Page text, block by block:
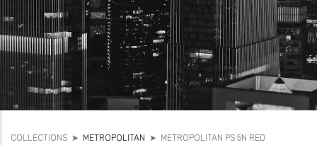
COLLECTIONS ➤ METROPOLITAN ➤ METROPOLITAN PS 5N RED